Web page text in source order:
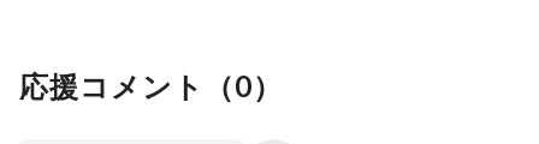
応援コメント（0）